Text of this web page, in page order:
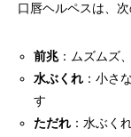
口唇ヘルペスは、
前兆：ムズムズ
水ぶくれ ：小さ
す
ただれ ：水ぶく